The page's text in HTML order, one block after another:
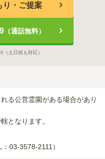
り・ご提案
（通話無料）
（土日祝も対応）
る公営霊園がある場合があり
となります。
：03-3578-2111）